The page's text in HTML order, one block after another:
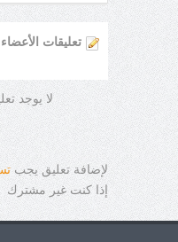
تعليقات الأعضاء
لا يوجد
لإضافة تعليق يجب
إذا كنت غير مشترك